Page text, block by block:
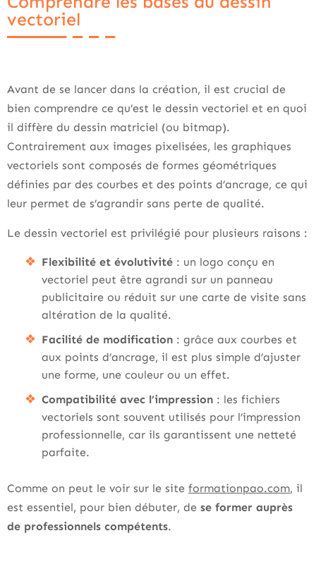
vectoriel
Avant de se lancer dans la création, il est crucial de
bien comprendre ce qu’est le dessin vectoriel et en quoi
il diffère du dessin matriciel (ou bitmap).
Contrairement aux images pixelisées, les graphiques
vectoriels sont composés de formes géométriques
définies par des courbes et des points d’ancrage, ce qui
leur permet de s’agrandir sans perte de qualité.
Le dessin vectoriel est privilégié pour plusieurs raisons :
Flexibilité et évolutivité : un logo conçu en
vectoriel peut être agrandi sur un panneau
publicitaire ou réduit sur une carte de visite sans
altération de la qualité.
Facilité de modification : grâce aux courbes et
aux points d’ancrage, il est plus simple d’ajuster
une forme, une couleur ou un effet.
Compatibilité avec l’impression : les fichiers
vectoriels sont souvent utilisés pour l’impression
professionnelle, car ils garantissent une netteté
parfaite.
Comme on peut le voir sur le site formationpao.com, il
est essentiel, pour bien débuter, de se former auprès
de professionnels compétents.